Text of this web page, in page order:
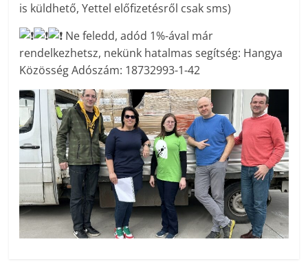
is küldhető, Yettel előfizetésről csak sms)
Ne feledd, adód 1%-ával már
rendelkezhetsz, nekünk hatalmas segítség: Hangya
Közösség Adószám: 18732993-1-42